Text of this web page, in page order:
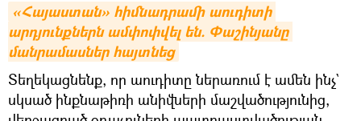
«Հայաստան» հիմնադրամի աուդիտի
արդյունքներն ամփոփվել են. Փաշինյանը
մանրամասներ հայտնեց
Տեղեկացնենք, որ աուդիտը ներառում է ամեն ինչ`
սկսած ինքնաթիռի անիվների մաշվածությունից,